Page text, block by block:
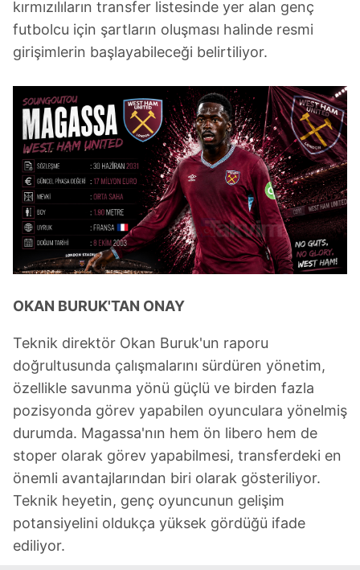
kırmızılıların transfer listesinde yer alan genç
futbolcu için şartların oluşması halinde resmi
girişimlerin başlayabileceği belirtiliyor.
OKAN BURUK'TAN ONAY
Teknik direktör Okan Buruk'un raporu
doğrultusunda çalışmalarını sürdüren yönetim,
özellikle savunma yönü güçlü ve birden fazla
pozisyonda görev yapabilen oyunculara yönelmiş
durumda. Magassa'nın hem ön libero hem de
stoper olarak görev yapabilmesi, transferdeki en
önemli avantajlarından biri olarak gösteriliyor.
Teknik heyetin, genç oyuncunun gelişim
potansiyelini oldukça yüksek gördüğü ifade
ediliyor.